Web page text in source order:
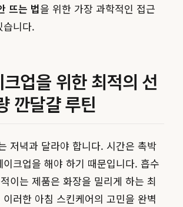
뜨는 법을 위한 가장 과학적인 접근
습니다.
업을 위한 최적의 선
깐달걀 루틴
저녁과 달라야 합니다. 시간은 촉박
크업을 해야 하기 때문입니다. 흡수
이는 제품은 화장을 밀리게 하는 최
러한 아침 스킨케어의 고민을 완벽